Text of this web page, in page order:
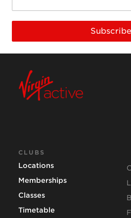
Subscribe
CLUBS
Locations
Memberships
Classes
Timetable